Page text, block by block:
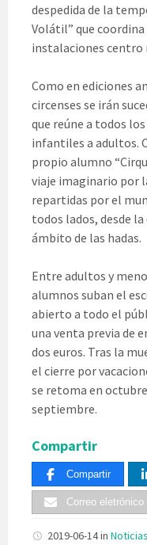
despedida de la
Volátil” que coordina
instalaciones centro
Como en ediciones
circenses se irán
que reúne a todos
infantiles a adultos.
propio alumno
viaje imaginario por
repartidas por el
todos lados, desde
ámbito de las hadas.
Entre adultos y
alumnos suban el
abierto a todo el
una venta previa de
dos euros. Tras la
el cierre por
se retoma en
septiembre.
Compartir
Compartir
Correo eletrónico
2019-06-14in Noticias